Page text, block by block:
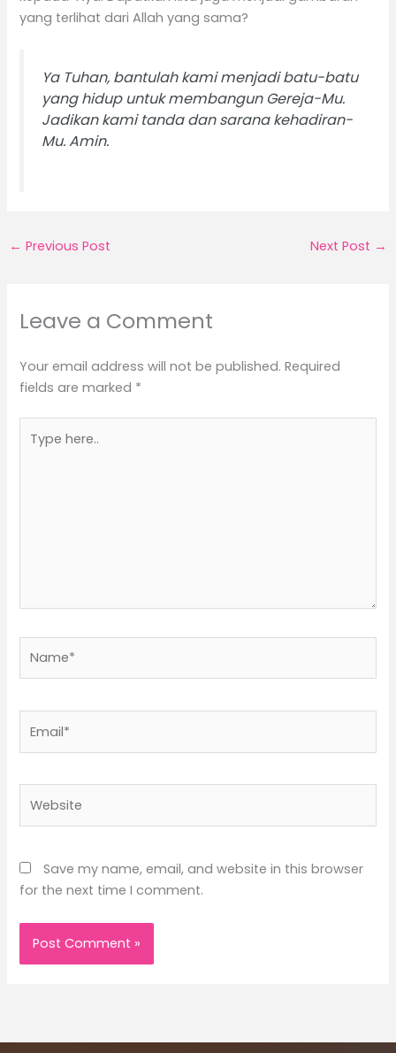
yang terlihat dari Allah yang sama?
Ya Tuhan, bantulah kami menjadi batu-batu
yang hidup untuk membangun Gereja-Mu.
Jadikan kami tanda dan sarana kehadiran-
Mu. Amin.
← Previous Post Next Post →
Leave a Comment
Your email address will not be published. Required
fields are marked *
here..
Save my name, email, and website in this browser
for the next time I comment.